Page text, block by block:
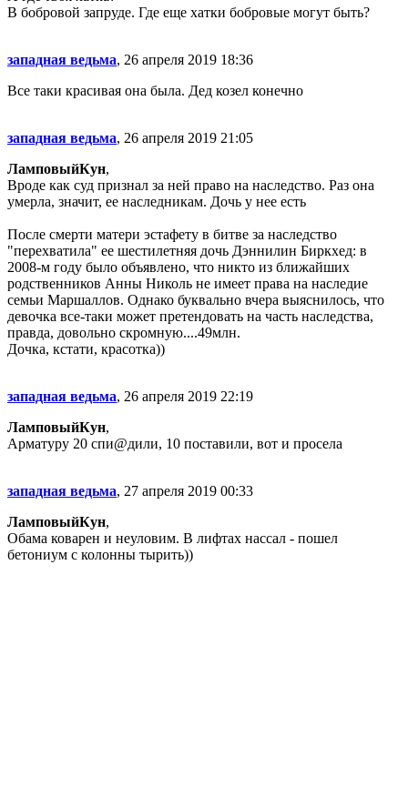
В бобровой запруде. Где еще хатки бобровые могут быть?
западная ведьма, 26 апреля 2019 18:36
Все таки красивая она была. Дед козел конечно
западная ведьма, 26 апреля 2019 21:05
ЛамповыйКун,
Вроде как суд признал за ней право на наследство. Раз она
умерла, значит, ее наследникам. Дочь у нее есть
После смерти матери эстафету в битве за наследство
"перехватила" ее шестилетняя дочь Дэннилин Биркхед: в
2008-м году было объявлено, что никто из ближайших
родственников Анны Николь не имеет права на наследие
семьи Маршаллов. Однако буквально вчера выяснилось, что
девочка все-таки может претендовать на часть наследства,
правда, довольно скромную....49млн.
Дочка, кстати, красотка))
западная ведьма, 26 апреля 2019 22:19
ЛамповыйКун,
Арматуру 20 спи@дили, 10 поставили, вот и просела
западная ведьма, 27 апреля 2019 00:33
ЛамповыйКун,
Обама коварен и неуловим. В лифтах нассал - пошел
бетониум с колонны тырить))